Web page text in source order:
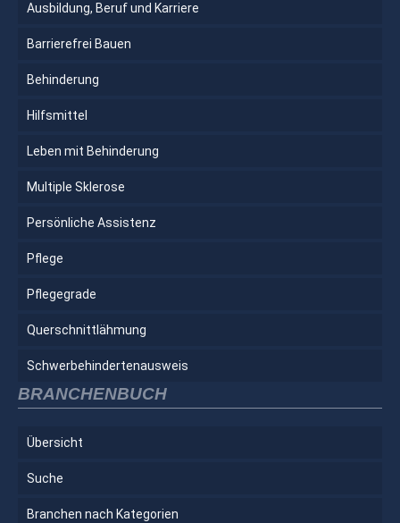
Ausbildung, Beruf und Karriere
Barrierefrei Bauen
Behinderung
Hilfsmittel
Leben mit Behinderung
Multiple Sklerose
Persönliche Assistenz
Pflege
Pflegegrade
Querschnittlähmung
Schwerbehindertenausweis
BRANCHENBUCH
Übersicht
Suche
Branchen nach Kategorien